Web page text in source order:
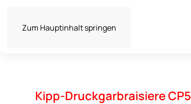
Zum Hauptinhalt springen
Kipp-Druckgarbraisiere